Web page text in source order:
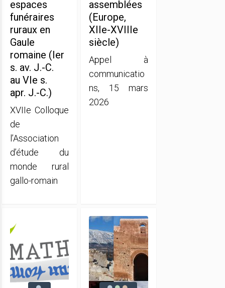
espaces
funéraires
ruraux en
Gaule
romaine (Ier
s. av. J.-C.
au VIe s.
apr. J.-C.)
XVIIe Colloque
de
l’Association
d’étude du
monde rural
gallo-romain
assemblées
(Europe,
XIIe-XVIIIe
siècle)
Appel à
communicatio
ns, 15 mars
2026